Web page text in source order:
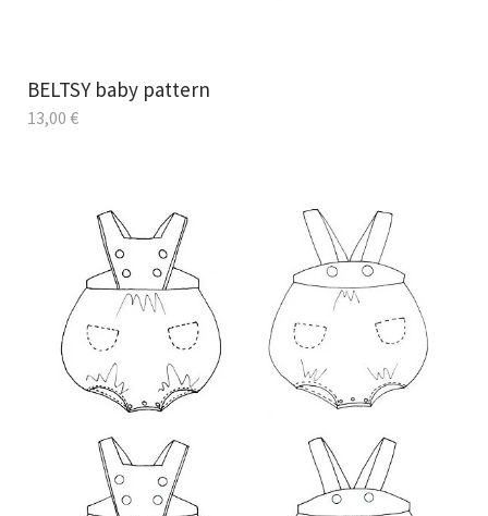
BELTSY baby pattern
13,00 €